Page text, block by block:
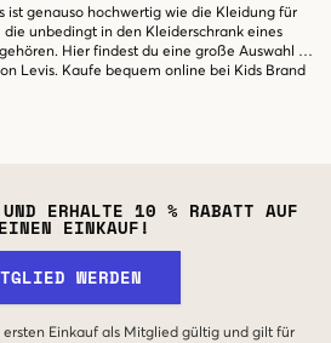
ist genauso hochwertig wie die Kleidung für
die unbedingt in den Kleiderschrank eines
Hier findest du eine große Auswahl an
Levis. Kaufe bequem online bei Kids Brand
ERHALTE 10 % RABATT AUF
EINKAUF!
WERDEN
ersten Einkauf als Mitglied gültig und gilt für